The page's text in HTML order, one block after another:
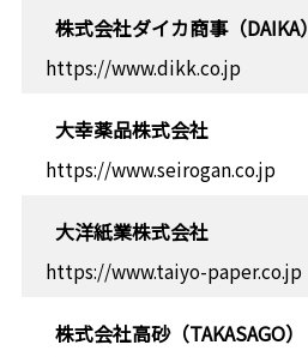
株式会社ダイカ商事（DAIKA）
https://www.dikk.co.jp
大幸薬品株式会社
https://www.seirogan.co.jp
大洋紙業株式会社
https://www.taiyo-paper.co.jp
株式会社高砂（TAKASAGO）